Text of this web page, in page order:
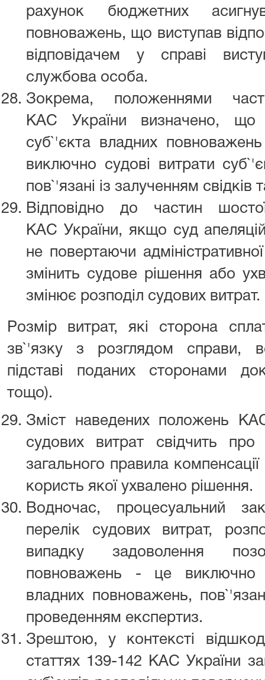
рахунок бюджетних
повноважень, що виступав
відповідачем у справі
службова особа.
Зокрема, положеннями
КАС України визначено, що
суб`'єкта владних
виключно судові витрати
пов`'язані із залученням
Відповідно до частин
КАС України, якщо суд
не повертаючи
змінить судове рішення або
змінює розподіл судових витрат.
Розмір витрат, які сторона
зв`'язку з розглядом справи,
підставі поданих сторонами
тощо).
Зміст наведених положень
судових витрат свідчить
загального правила
користь якої ухвалено рішення.
Водночас, процесуальний
перелік судових витрат,
випадку задоволення
повноважень - це виключно
владних повноважень,
проведенням експертиз.
Зрештою, у контексті
статтях 139-142 КАС України